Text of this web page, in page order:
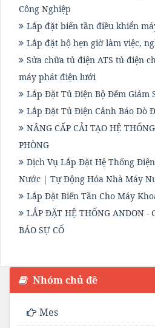
Công Nghiệp
Lắp đặt biến tần điều khiển
Lắp đặt bộ hẹn giờ làm việc,
Sửa chữa tủ điện ATS tủ điện
máy phát điện lưới
Lắp Đặt Tủ Điện Bộ Đếm Giám
Lắp Đặt Tủ Điện Cảnh Báo Dò
NÂNG CẤP CẢI TẠO HỆ
PHÒNG
Dịch Vụ Lắp Đặt Hệ Thống
Nước | Tự Động Hóa Nhà Máy
Lắp Đặt Biến Tần Cho Máy
LẮP ĐẶT HỆ THỐNG ANDON -
BÁO SỰ CỐ
Nhóm chủ đề
Mes